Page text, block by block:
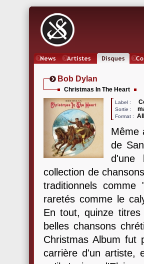
Bob Dylan
Christmas In The Heart
Label :
Sortie :
Format :
Même
de
d'une
collection de
traditionnels
raretés comme le
En tout, quinze
belles chansons
Christmas Album fut
carrière d'un artiste,